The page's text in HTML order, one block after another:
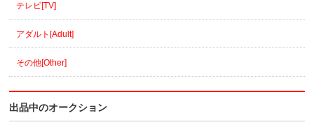
テレビ[TV]
アダルト[Adult]
その他[Other]
出品中のオークション